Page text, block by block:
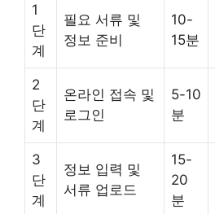
1
단
계
필요 서류 및
정보 준비
10-
15분
2
단
계
온라인 접속 및
로그인
5-10
분
3
단
계
정보 입력 및
서류 업로드
15-
20
분